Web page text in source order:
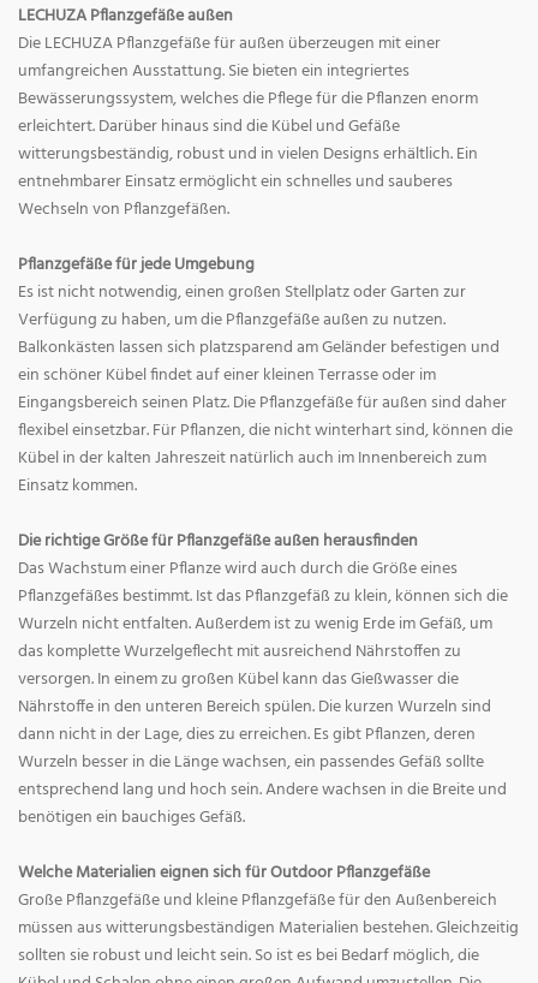
LECHUZA Pflanzgefäße außen
Die LECHUZA Pflanzgefäße für außen überzeugen mit einer
umfangreichen Ausstattung. Sie bieten ein integriertes
Bewässerungssystem, welches die Pflege für die Pflanzen enorm
erleichtert. Darüber hinaus sind die Kübel und Gefäße
witterungsbeständig, robust und in vielen Designs erhältlich. Ein
entnehmbarer Einsatz ermöglicht ein schnelles und sauberes
Wechseln von Pflanzgefäßen.
Pflanzgefäße für jede Umgebung
Es ist nicht notwendig, einen großen Stellplatz oder Garten zur
Verfügung zu haben, um die Pflanzgefäße außen zu nutzen.
Balkonkästen lassen sich platzsparend am Geländer befestigen und
ein schöner Kübel findet auf einer kleinen Terrasse oder im
Eingangsbereich seinen Platz. Die Pflanzgefäße für außen sind daher
flexibel einsetzbar. Für Pflanzen, die nicht winterhart sind, können die
Kübel in der kalten Jahreszeit natürlich auch im Innenbereich zum
Einsatz kommen.
Die richtige Größe für Pflanzgefäße außen herausfinden
Das Wachstum einer Pflanze wird auch durch die Größe eines
Pflanzgefäßes bestimmt. Ist das Pflanzgefäß zu klein, können sich die
Wurzeln nicht entfalten. Außerdem ist zu wenig Erde im Gefäß, um
das komplette Wurzelgeflecht mit ausreichend Nährstoffen zu
versorgen. In einem zu großen Kübel kann das Gießwasser die
Nährstoffe in den unteren Bereich spülen. Die kurzen Wurzeln sind
dann nicht in der Lage, dies zu erreichen. Es gibt Pflanzen, deren
Wurzeln besser in die Länge wachsen, ein passendes Gefäß sollte
entsprechend lang und hoch sein. Andere wachsen in die Breite und
benötigen ein bauchiges Gefäß.
Welche Materialien eignen sich für Outdoor Pflanzgefäße
Große Pflanzgefäße und kleine Pflanzgefäße für den Außenbereich
müssen aus witterungsbeständigen Materialien bestehen. Gleichzeitig
sollten sie robust und leicht sein. So ist es bei Bedarf möglich, die